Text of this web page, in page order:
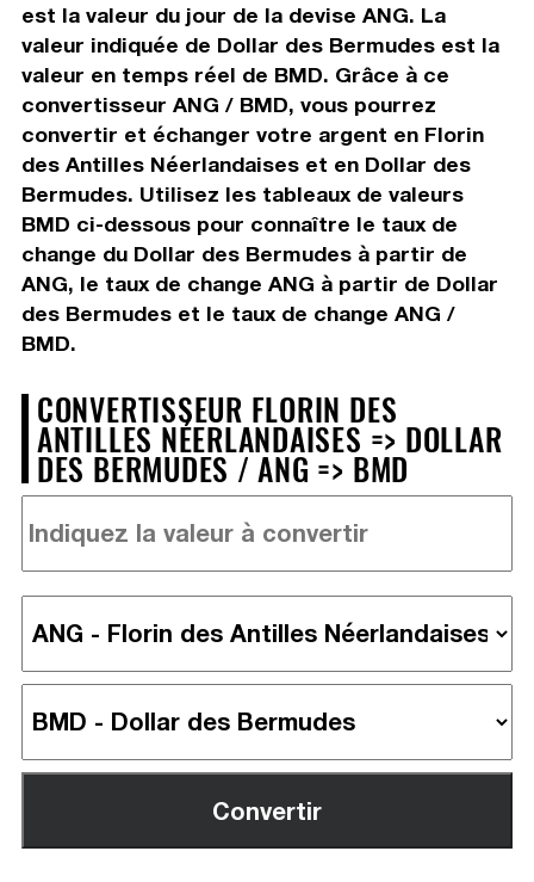
est la valeur du jour de la devise ANG. La
valeur indiquée de Dollar des Bermudes est la
valeur en temps réel de BMD. Grâce à ce
convertisseur ANG / BMD, vous pourrez
convertir et échanger votre argent en Florin
des Antilles Néerlandaises et en Dollar des
Bermudes. Utilisez les tableaux de valeurs
BMD ci-dessous pour connaître le taux de
change du Dollar des Bermudes à partir de
ANG, le taux de change ANG à partir de Dollar
des Bermudes et le taux de change ANG /
BMD.
CONVERTISSEUR FLORIN DES
ANTILLES NÉERLANDAISES => DOLLAR
DES BERMUDES / ANG => BMD